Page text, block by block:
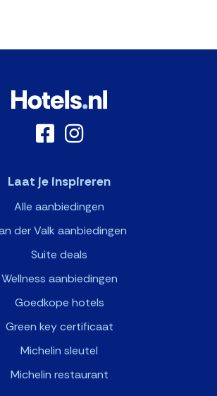
Laat je inspireren
Alle aanbiedingen
der Valk aanbiedingen
Suite deals
Wellness aanbiedingen
Goedkope hotels
Green key certificaat
Michelin sleutel
Michelin restaurant